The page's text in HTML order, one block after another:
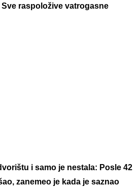
Sve raspoložive vatrogasne
i samo je nestala: Posle 42
zanemeo je kada je saznao